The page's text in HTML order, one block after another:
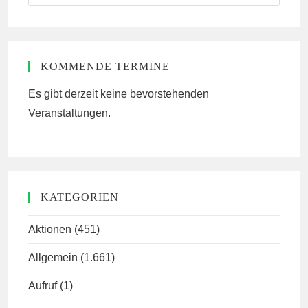
this
KOMMENDE TERMINE
Es gibt derzeit keine bevorstehenden
Veranstaltungen.
KATEGORIEN
Aktionen (451)
Allgemein (1.661)
Aufruf (1)